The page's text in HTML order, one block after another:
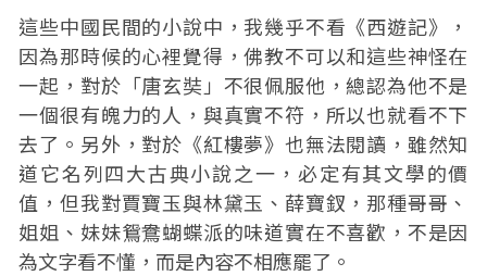
這些中國民間的小說中，我幾乎不看《西遊記》，
因為那時候的心裡覺得，佛教不可以和這些神怪在
一起，對於「唐玄奘」不很佩服他，總認為他不是
一個很有魄力的人，與真實不符，所以也就看不下
去了。另外，對於《紅樓夢》也無法閱讀，雖然知
道它名列四大古典小說之一，必定有其文學的價
值，但我對賈寶玉與林黛玉、薛寶釵，那種哥哥、
姐姐、妹妹鴛鴦蝴蝶派的味道實在不喜歡，不是因
為文字看不懂，而是內容不相應罷了。